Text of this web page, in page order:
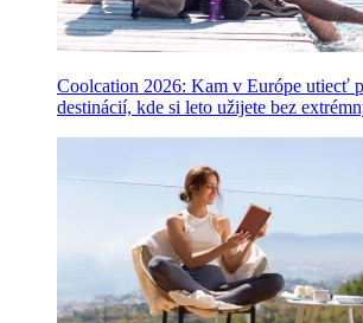
Coolcation 2026: Kam v Európe utiecť
destinácií, kde si leto užijete bez